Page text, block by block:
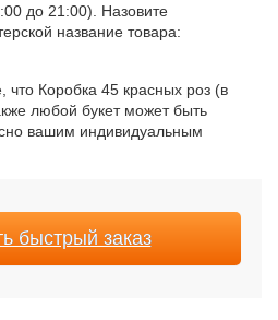
до 21:00). Назовите
название товара:
Коробка 45 красных роз (в
любой букет может быть
вашим индивидуальным
быстрый заказ